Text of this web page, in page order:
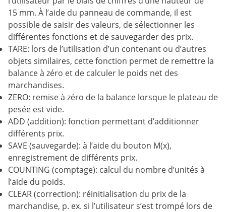
15 mm. À l’aide du panneau de commande, il est
possible de saisir des valeurs, de sélectionner les
différentes fonctions et de sauvegarder des prix.
TARE: lors de l’utilisation d’un contenant ou d’autres
objets similaires, cette fonction permet de remettre la
balance à zéro et de calculer le poids net des
marchandises.
ZERO: remise à zéro de la balance lorsque le plateau de
pesée est vide.
ADD (addition): fonction permettant d’additionner
différents prix.
SAVE (sauvegarde): à l’aide du bouton M(x),
enregistrement de différents prix.
COUNTING (comptage): calcul du nombre d’unités à
l’aide du poids.
CLEAR (correction): réinitialisation du prix de la
marchandise, p. ex. si l’utilisateur s’est trompé lors de